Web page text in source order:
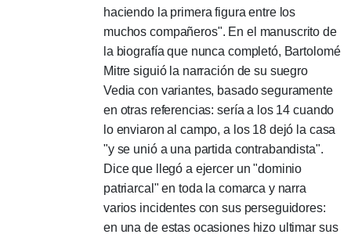
haciendo la primera figura entre los
muchos compañeros". En el manuscrito de
la biografía que nunca completó, Bartolomé
Mitre siguió la narración de su suegro
Vedia con variantes, basado seguramente
en otras referencias: sería a los 14 cuando
lo enviaron al campo, a los 18 dejó la casa
"y se unió a una partida contrabandista".
Dice que llegó a ejercer un "dominio
patriarcal"en toda la comarca y narra
varios incidentes con sus perseguidores:
en una de estas ocasiones hizo ultimar sus